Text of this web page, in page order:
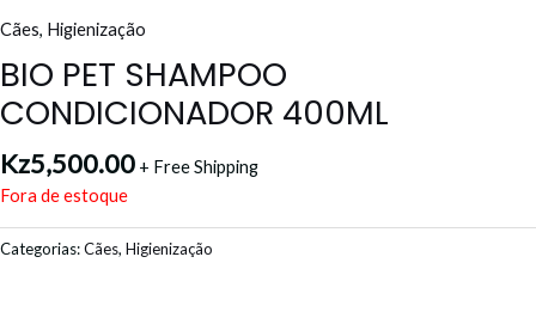
Cães, Higienização
BIO PET SHAMPOO
CONDICIONADOR 400ML
Kz5,500.00 + Free Shipping
Fora de estoque
Categorias:Cães, Higienização